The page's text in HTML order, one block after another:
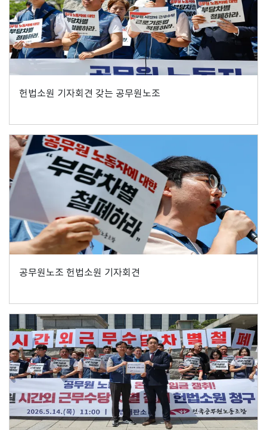
헌법소원 기자회견 갖는 공무원노조
공무원노조 헌법소원 기자회견